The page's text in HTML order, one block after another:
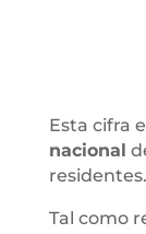
Esta cifra
nacional
residentes.
Tal como